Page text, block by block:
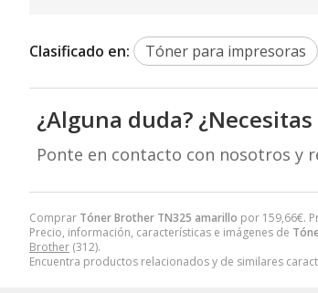
Comprar Tóner Brother TN325 amarillo por 159,66€.
Precio, información, características e imágenes de
Brother (312).
Encuentra productos relacionados y de similares
Clasificado en: Tóner para impresoras
¿Alguna duda?
Ponte en contacto con nosotros y